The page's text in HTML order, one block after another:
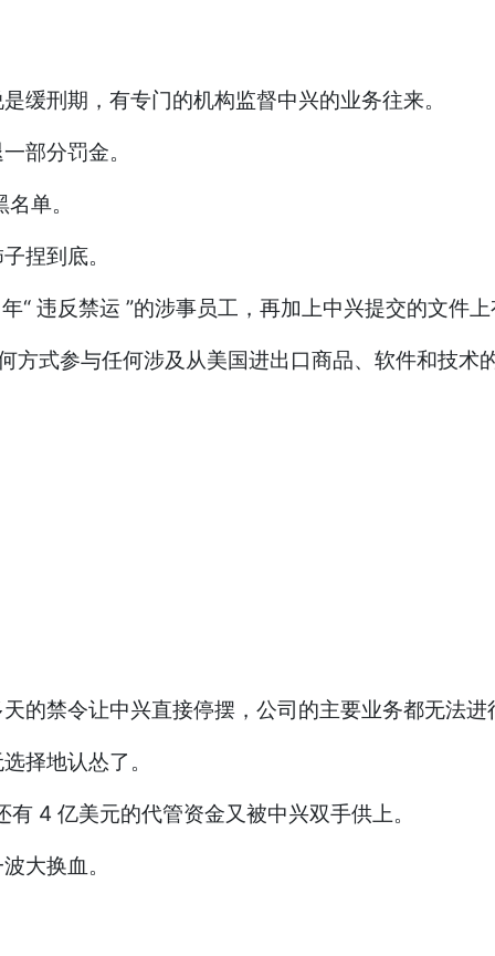
缓刑期，有专门的机构监督中兴的业务往来。
部分罚金。
单。
捏到底。
“ 违反禁运 ”的涉事员工，再加上中兴提交的文件
方式参与任何涉及从美国进出口商品、软件和技术
的禁令让中兴直接停摆，公司的主要业务都无法进
择地认怂了。
4 亿美元的代管资金又被中兴双手供上。
大换血。